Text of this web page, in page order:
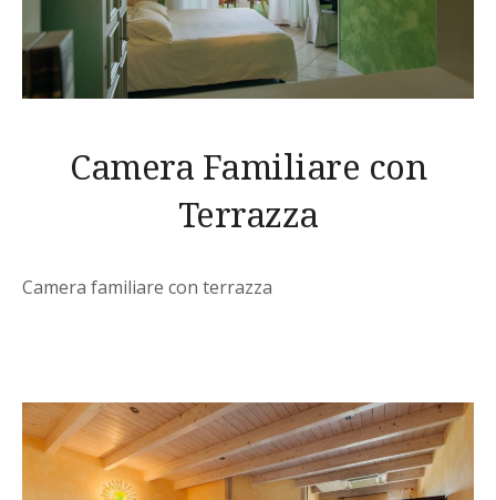
Camera Familiare con
Terrazza
Camera familiare con terrazza